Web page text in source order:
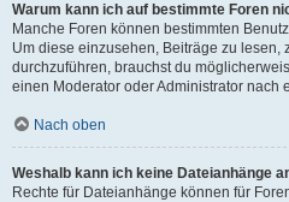
Warum kann ich auf bestimmte Foren
Manche Foren können bestimmten
Um diese einzusehen, Beiträge zu lesen,
durchzuführen, brauchst du
einen Moderator oder Administrator nach
Nach oben
Weshalb kann ich keine Dateianhänge
Rechte für Dateianhänge können für